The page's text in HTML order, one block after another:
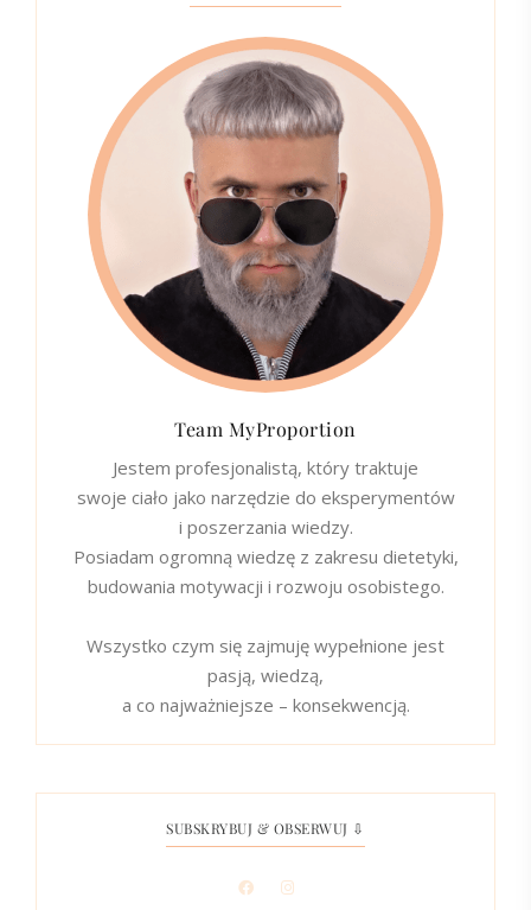
Team MyProportion
Jestem profesjonalistą, który traktuje
swoje ciało jako narzędzie do eksperymentów
i poszerzania wiedzy.
Posiadam ogromną wiedzę z zakresu dietetyki,
budowania motywacji i rozwoju osobistego.
Wszystko czym się zajmuję wypełnione jest
pasją, wiedzą,
a co najważniejsze – konsekwencją.
SUBSKRYBUJ & OBSERWUJ ⇩